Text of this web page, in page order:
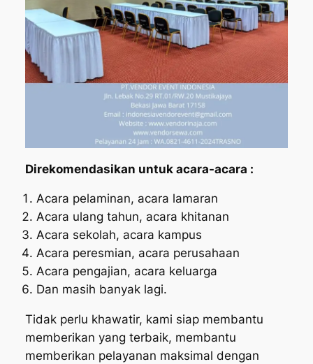
Direkomendasikan untuk acara-acara :
Acara pelaminan, acara lamaran
Acara ulang tahun, acara khitanan
Acara sekolah, acara kampus
Acara peresmian, acara perusahaan
Acara pengajian, acara keluarga
Dan masih banyak lagi.
Tidak perlu khawatir, kami siap membantu
memberikan yang terbaik, membantu
memberikan pelayanan maksimal dengan